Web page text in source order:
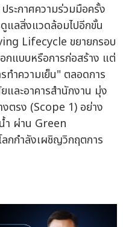
ระกาศความร่วมมือครั้ง
แลสิ่งแวดล้อมไปอีกขั้น
Lifecycle ขยายกรอบ
กแบบหรือการก่อสร้าง แต่
ทำความเย็น" ตลอดการ
และอาคารสำนักงาน มุ่ง
งตรง (Scope 1) อย่าง
ำ ผ่าน Green
กกำลังเผชิญวิกฤตการ